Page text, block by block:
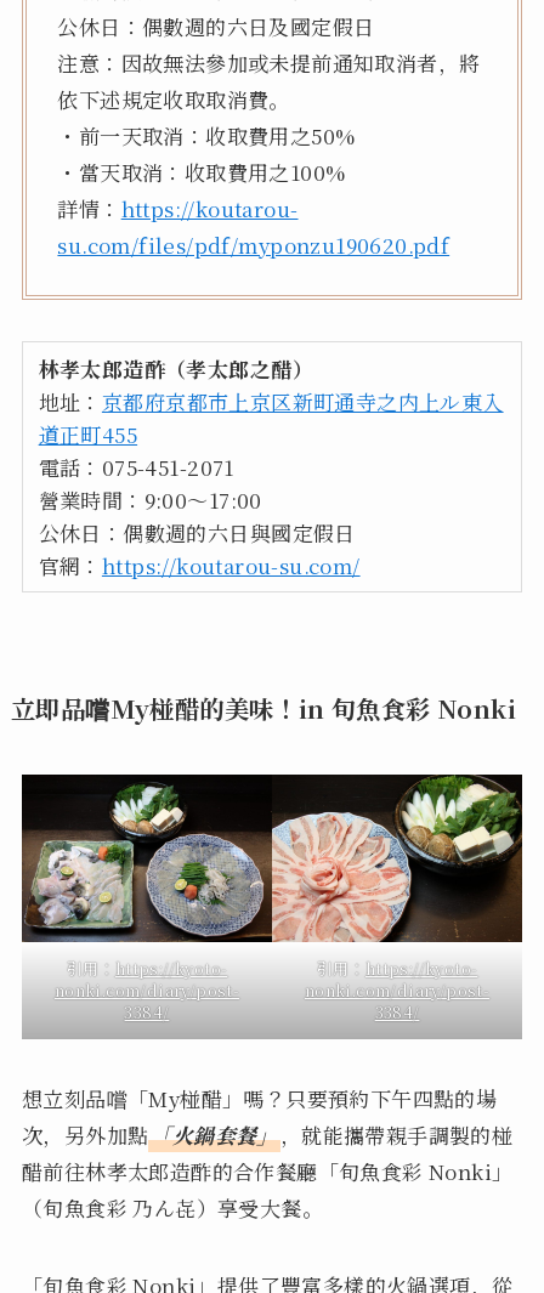
公休日：偶數週的六日及國定假日
注意：因故無法參加或未提前通知取消者，將
依下述規定收取取消費。
・前一天取消：收取費用之50%
・當天取消：收取費用之100%
詳情： https://koutarou-
su.com/files/pdf/myponzu190620.pdf
林孝太郎造酢（孝太郎之醋）
地址： 京都府京都市上京区新町通寺之内上ル東入
道正町455
電話：075-451-2071
營業時間：9:00～17:00
公休日：偶數週的六日與國定假日
官網： https://koutarou-su.com/
立即品嚐My椪醋的美味！in 旬魚食彩 Nonki
引用： https://kyoto-
nonki.com/diary/post-
3384/
引用： https://kyoto-
nonki.com/diary/post-
3384/
想立刻品嚐「My椪醋」嗎？只要預約下午四點的場
次，另外加點「火鍋套餐」，就能攜帶親手調製的椪
醋前往林孝太郎造酢的合作餐廳「旬魚食彩 Nonki」
（旬魚食彩 乃ん㐂）享受大餐。
「旬魚食彩 Nonki」提供了豐富多樣的火鍋選項，從